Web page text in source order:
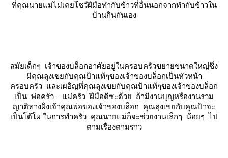
ที่คุณนายแม่ไม่เคยโชว์ฝีมือทำกับข้าวที่อื่นนอกจากทำกับข้าวใน
บ้านกินกันเอง
สมัยเด็กๆ เจ้าของบล็อกอาศัยอยู่ในครอบครัวขยายขนาดใหญ่ซึ่ง
มีคุณลุงเขยกับคุณป้าแท้ๆของเจ้าของบล็อกเป็นหัวหน้า
ครอบครัว และเผอิญที่คุณลุงเขยกับคุณป้าแท้ๆของเจ้าของบล็อก
เป็น พ่อครัว – แม่ครัว ฝีมือดีซะด้วย ถ้ามีงานบุญหรืองานรวม
ญาติทางฝั่งเจ้าคุณพ่อของเจ้าของบล็อก คุณลุงเขยกับคุณป้าจะ
เป็นโต้โผ ในการทำครัว คุณนายแม่ก็จะช่วยงานเล็กๆ น้อยๆ ไป
ตามเรื่องตามราว